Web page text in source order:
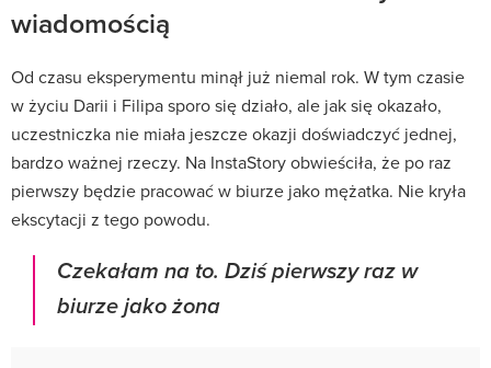
wiadomością
Od czasu eksperymentu minął już niemal rok. W tym czasie
w życiu Darii i Filipa sporo się działo, ale jak się okazało,
uczestniczka nie miała jeszcze okazji doświadczyć jednej,
bardzo ważnej rzeczy. Na InstaStory obwieściła, że po raz
pierwszy będzie pracować w biurze jako mężatka. Nie kryła
ekscytacji z tego powodu.
Czekałam na to. Dziś pierwszy raz w
biurze jako żona